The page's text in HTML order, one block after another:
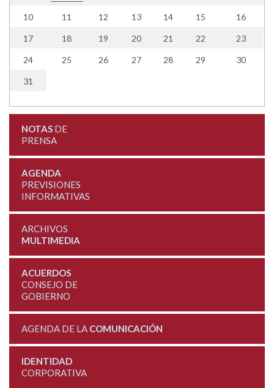
10 11 12 13 14 15 16
17 18 19 20 21 22 23
24 25 26 27 28 29 30
31
NOTASDE
PRENSA
AGENDA
PREVISIONES
INFORMATIVAS
ARCHIVOS
MULTIMEDIA
ACUERDOS
CONSEJO DE
GOBIERNO
AGENDA DE LA COMUNICACIÓN
IDENTIDAD
CORPORATIVA